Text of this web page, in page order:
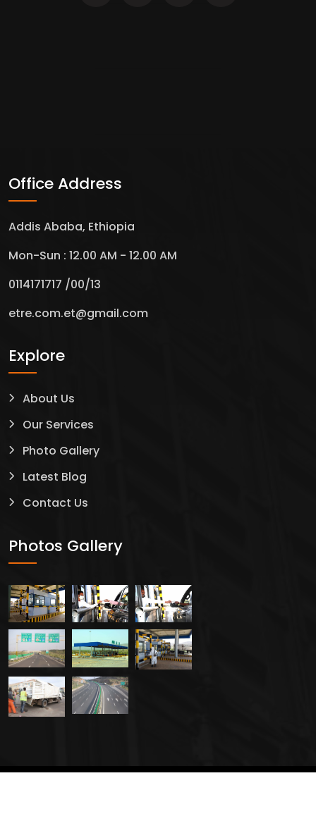
Office Address
Addis Ababa, Ethiopia
Mon-Sun : 12.00 AM - 12.00 AM
0114171717 /00/13
etre.com.et@gmail.com
Explore
About Us
Our Services
Photo Gallery
Latest Blog
Contact Us
Photos Gallery